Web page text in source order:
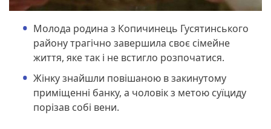
Молода родина з Копичинець Гусятинського
району трагічно завершила своє сімейне
життя, яке так і не встигло розпочатися.
Жінку знайшли повішаною в закинутому
приміщенні банку, а чоловік з метою суїциду
порізав собі вени.